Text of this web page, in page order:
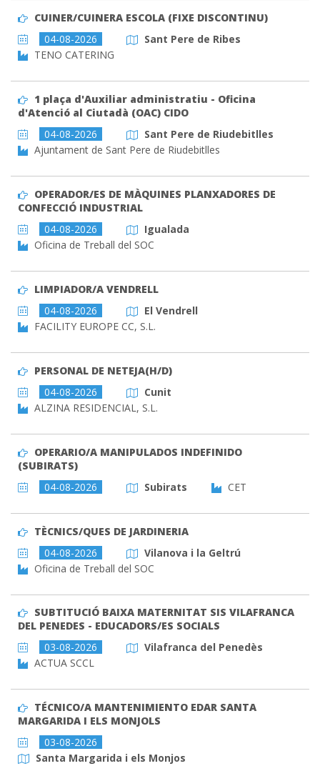
CUINER/CUINERA ESCOLA (FIXE DISCONTINU)
04-08-2026
Sant Pere de Ribes
TENO CATERING
1 plaça d'Auxiliar administratiu - Oficina
d'Atenció al Ciutadà (OAC) CIDO
04-08-2026
Sant Pere de Riudebitlles
Ajuntament de Sant Pere de Riudebitlles
OPERADOR/ES DE MÀQUINES PLANXADORES DE
CONFECCIÓ INDUSTRIAL
04-08-2026
Igualada
Oficina de Treball del SOC
LIMPIADOR/A VENDRELL
04-08-2026
El Vendrell
FACILITY EUROPE CC, S.L.
PERSONAL DE NETEJA(H/D)
04-08-2026
Cunit
ALZINA RESIDENCIAL, S.L.
OPERARIO/A MANIPULADOS INDEFINIDO
(SUBIRATS)
04-08-2026
Subirats CET
TÈCNICS/QUES DE JARDINERIA
04-08-2026
Vilanova i la Geltrú
Oficina de Treball del SOC
SUBTITUCIÓ BAIXA MATERNITAT SIS VILAFRANCA
DEL PENEDES - EDUCADORS/ES SOCIALS
03-08-2026
Vilafranca del Penedès
ACTUA SCCL
TÉCNICO/A MANTENIMIENTO EDAR SANTA
MARGARIDA I ELS MONJOLS
03-08-2026
Santa Margarida i els Monjos